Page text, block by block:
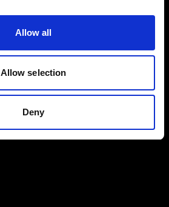
Allow all
Allow selection
Deny